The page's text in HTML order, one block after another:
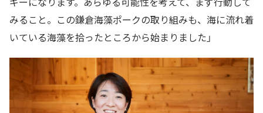
みること。この鎌倉海藻ポークの取り組みも、海に流れ着
いている海藻を拾ったところから始まりました」